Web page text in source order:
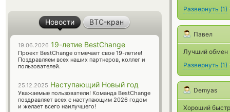
Развернуть (1)
Павел
Лучший обмен
Развернуть (1)
Demyas
Хороший
Новости BTC-кран
19.06.2026 19-летие BestChange
Проект BestChange отмечает свое 19-летие!
Поздравляем всех наших партнеров, коллег и
пользователей.
25.12.2025 Наступающий Новый год
Уважаемые пользователи! Команда BestChange
поздравляет всех с наступающим 2026 годом
и желает всего наилучшего!